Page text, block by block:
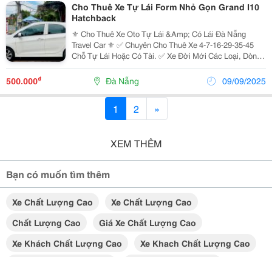
Cho Thuê Xe Tự Lái Form Nhỏ Gọn Grand I10
Hatchback
⚜️ Cho Thuê Xe Oto Tự Lái &Amp; Có Lái Đà Nẵng
Travel Car ⚜️ ✅ Chuyên Cho Thuê Xe 4-7-16-29-35-45
Chỗ Tự Lái Hoặc Có Tài. ✅ Xe Đời Mới Các Loại, Dòng
Xe Chất Lượng Cao: ̂̃ : I10, Nissan Almera, Mazda 2 3 6,
Accent, Mazda Cx5, Kona, Sonet,...
500.000₫ Đà Nẵng 09/09/2025
1 2 »
XEM THÊM
Bạn có muốn tìm thêm
Xe Chất Lượng Cao
Xe Chất Lượng Cao
Chất Lượng Cao
Giá Xe Chất Lượng Cao
Xe Khách Chất Lượng Cao
Xe Khach Chất Lượng Cao